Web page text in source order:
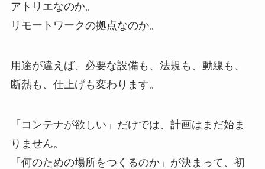
アトリエなのか。
リモートワークの拠点なのか。
用途が違えば、必要な設備も、法規も、動線も、
断熱も、仕上げも変わります。
「コンテナが欲しい」だけでは、計画はまだ始ま
りません。
「何のための場所をつくるのか」が決まって、初